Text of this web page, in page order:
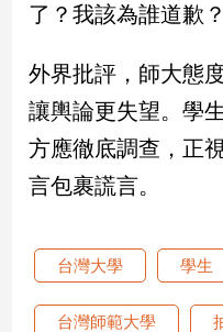
星
聞
流
行/
時
了？我該為誰道歉？
外界批評，師大態
讓輿論更失望。學
方應徹底調查，正
言包裹謊言。
台灣大學 學生
台灣師範大學